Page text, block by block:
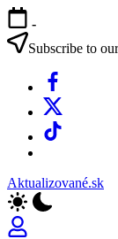
Skip
to
content
-
Subscribe to
Facebook
X
TikTok
Aktualizované.sk